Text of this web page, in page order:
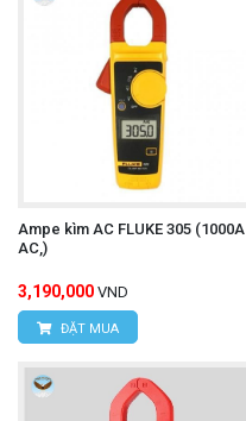
Ampe kìm AC FLUKE 305 (1000A
AC,)
3,190,000 VND
ĐẶT MUA